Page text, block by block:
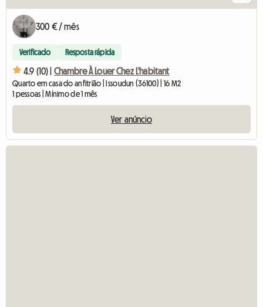
300 € / mês
Verificado Resposta rápida
4.9 (10) | Chambre À Louer Chez L'habitant
Quarto em casa do anfitrião | Issoudun (36100) | 16 M2
1 pessoas | Mínimo de 1 mês
Ver anúncio